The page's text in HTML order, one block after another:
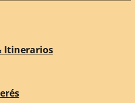
Itinerarios